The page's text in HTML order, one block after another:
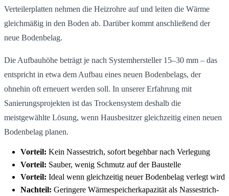
Verteilerplatten nehmen die Heizrohre auf und leiten die Wärme
gleichmäßig in den Boden ab. Darüber kommt anschließend der
neue Bodenbelag.
Die Aufbauhöhe beträgt je nach Systemhersteller 15–30 mm – das
entspricht in etwa dem Aufbau eines neuen Bodenbelags, der
ohnehin oft erneuert werden soll. In unserer Erfahrung mit
Sanierungsprojekten ist das Trockensystem deshalb die
meistgewählte Lösung, wenn Hausbesitzer gleichzeitig einen neuen
Bodenbelag planen.
Vorteil: Kein Nassestrich, sofort begehbar nach Verlegung
Vorteil: Sauber, wenig Schmutz auf der Baustelle
Vorteil: Ideal wenn gleichzeitig neuer Bodenbelag verlegt wird
Nachteil: Geringere Wärmespeicherkapazität als Nassestrich-